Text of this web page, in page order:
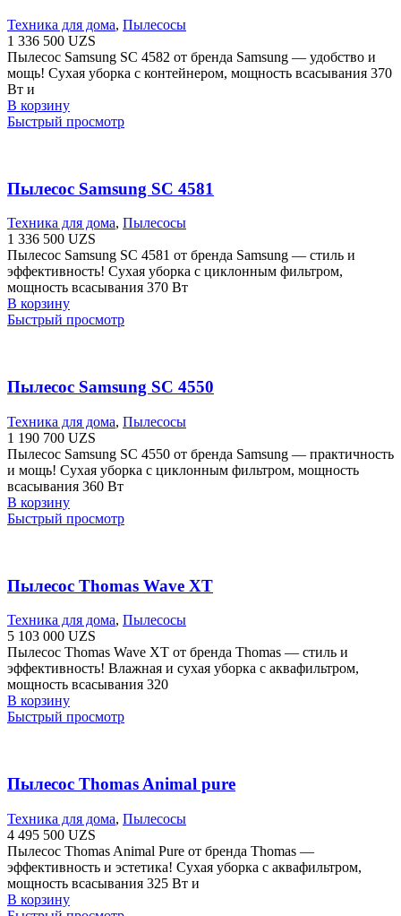
Техника для дома, Пылесосы
1 336 500 UZS
Пылесос Samsung SC 4582 от бренда Samsung — удобство и
мощь! Сухая уборка с контейнером, мощность всасывания 370
Вт и
В корзину
Быстрый просмотр
Пылесос Samsung SC 4581
Техника для дома, Пылесосы
1 336 500 UZS
Пылесос Samsung SC 4581 от бренда Samsung — стиль и
эффективность! Сухая уборка с циклонным фильтром,
мощность всасывания 370 Вт
В корзину
Быстрый просмотр
Пылесос Samsung SC 4550
Техника для дома, Пылесосы
1 190 700 UZS
Пылесос Samsung SC 4550 от бренда Samsung — практичность
и мощь! Сухая уборка с циклонным фильтром, мощность
всасывания 360 Вт
В корзину
Быстрый просмотр
Пылесос Thomas Wave XT
Техника для дома, Пылесосы
5 103 000 UZS
Пылесос Thomas Wave XT от бренда Thomas — стиль и
эффективность! Влажная и сухая уборка с аквафильтром,
мощность всасывания 320
В корзину
Быстрый просмотр
Пылесос Thomas Animal pure
Техника для дома, Пылесосы
4 495 500 UZS
Пылесос Thomas Animal Pure от бренда Thomas —
эффективность и эстетика! Сухая уборка с аквафильтром,
мощность всасывания 325 Вт и
В корзину